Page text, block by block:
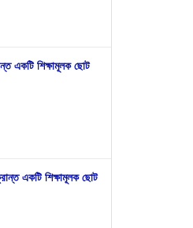
একটি শিক্ষামূলক ছোট
একটি শিক্ষামূলক ছোট